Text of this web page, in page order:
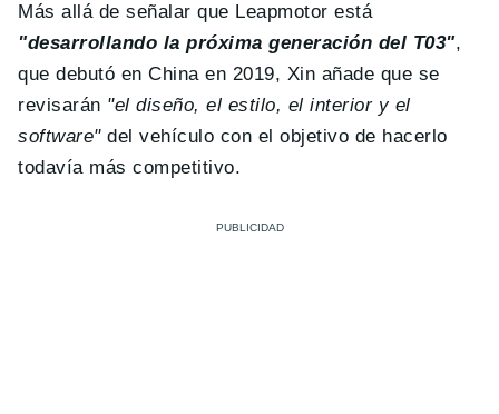
Más allá de señalar que Leapmotor está
"desarrollando la próxima generación del T03",
que debutó en China en 2019, Xin añade que se
revisarán "el diseño, el estilo, el interior y el
software"del vehículo con el objetivo de hacerlo
todavía más competitivo.